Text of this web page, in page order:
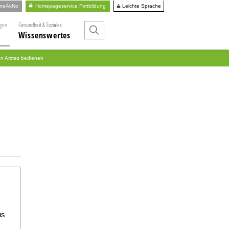
Homepageservice Fortbildung Leichte Sprache
Gesundheit & Soziales
Wissenswertes
Arztes bedienen